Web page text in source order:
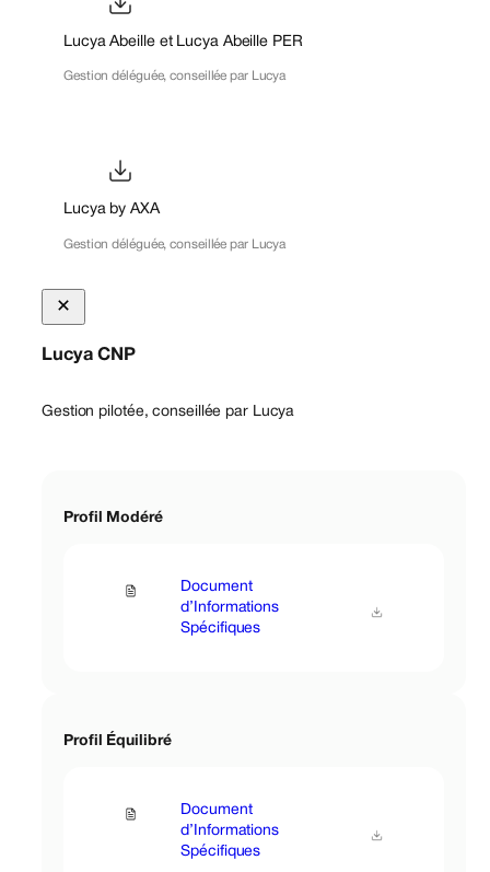
Lucya Abeille et Lucya Abeille PER
Gestion déléguée, conseillée par Lucya
Lucya by AXA
Gestion déléguée, conseillée par Lucya
Lucya CNP
Gestion pilotée, conseillée par Lucya
Profil Modéré
Document
d’Informations
Spécifiques
Profil Équilibré
Document
d’Informations
Spécifiques